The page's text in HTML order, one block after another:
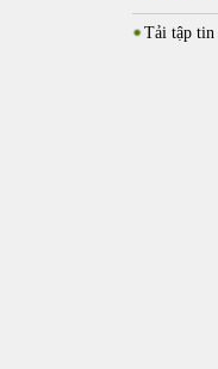
Tải tập tin